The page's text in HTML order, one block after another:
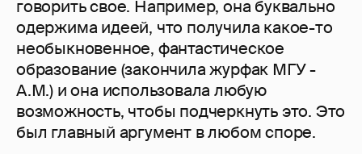
говорить свое. Например, она буквально
одержима идеей, что получила какое-то
необыкновенное, фантастическое
образование (закончила журфак МГУ -
А.М.) и она использовала любую
возможность, чтобы подчеркнуть это. Это
был главный аргумент в любом споре.